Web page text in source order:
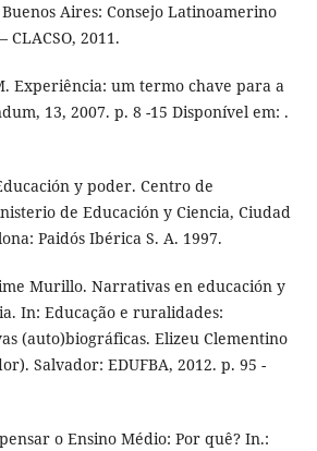
Aires: Consejo Latinoamerino
CLACSO, 2011.
Experiência: um termo chave para a
13, 2007. p. 8 -15 Disponível em: .
y poder. Centro de
de Educación y Ciencia, Ciudad
Paidós Ibérica S. A. 1997.
Murillo. Narrativas en educación y
In: Educação e ruralidades:
(auto)biográficas. Elizeu Clementino
Salvador: EDUFBA, 2012. p. 95 -
o Ensino Médio: Por quê? In.: